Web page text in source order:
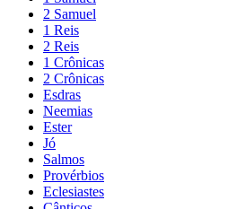
2 Samuel
1 Reis
2 Reis
1 Crônicas
2 Crônicas
Esdras
Neemias
Ester
Jó
Salmos
Provérbios
Eclesiastes